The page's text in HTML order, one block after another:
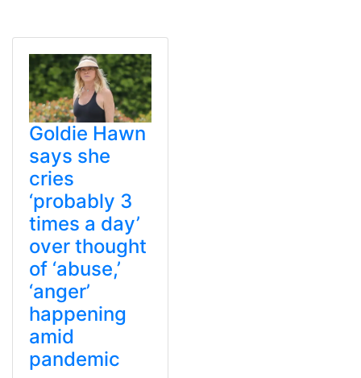
Goldie Hawn
says she
cries
‘probably 3
times a day’
over thought
of ‘abuse,’
‘anger’
happening
amid
pandemic